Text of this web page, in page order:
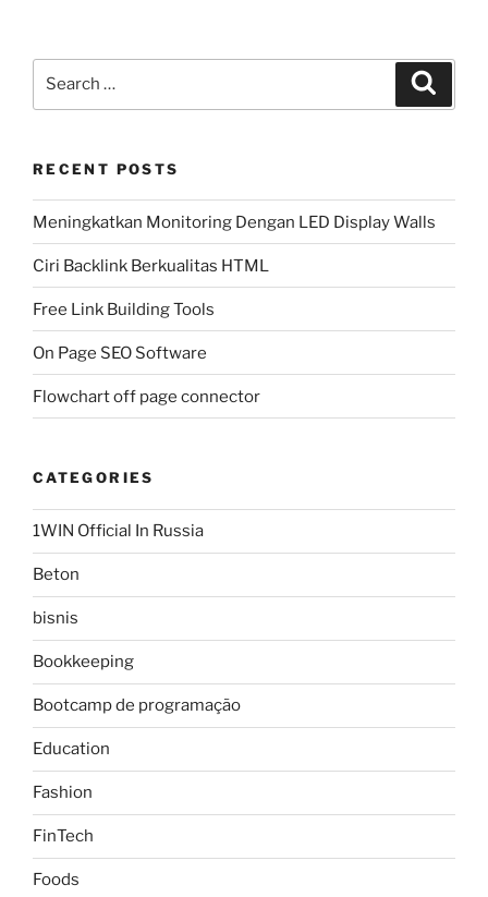
RECENT POSTS
Meningkatkan Monitoring Dengan LED Display Walls
Ciri Backlink Berkualitas HTML
Free Link Building Tools
On Page SEO Software
Flowchart off page connector
CATEGORIES
1WIN Official In Russia
Beton
bisnis
Bookkeeping
Bootcamp de programação
Education
Fashion
FinTech
Foods